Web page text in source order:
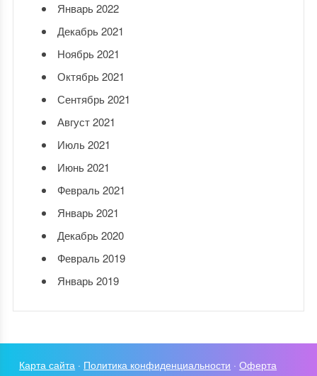
Январь 2022
Декабрь 2021
Ноябрь 2021
Октябрь 2021
Сентябрь 2021
Август 2021
Июль 2021
Июнь 2021
Февраль 2021
Январь 2021
Декабрь 2020
Февраль 2019
Январь 2019
Карта сайта · Политика конфиденциальности ·Оферта